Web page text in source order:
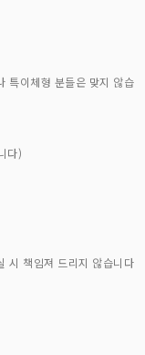
특이체형 분들은 맞지 않습
다)
시 책임져 드리지 않습니다